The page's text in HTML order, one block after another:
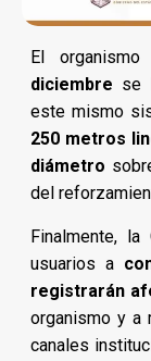
El
diciembre se
este mismo
250 metros
diámetro
del
Finalmente,
usuarios a
registrarán
organismo y a
canales